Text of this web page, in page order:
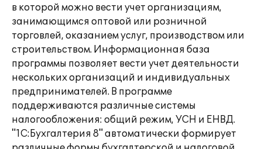
в которой можно вести учет организациям,
занимающимся оптовой или розничной
торговлей, оказанием услуг, производством или
строительством. Информационная база
программы позволяет вести учет деятельности
нескольких организаций и индивидуальных
предпринимателей. В программе
поддерживаются различные системы
налогообложения: общий режим, УСН и ЕНВД.
"1С:Бухгалтерия 8" автоматически формирует